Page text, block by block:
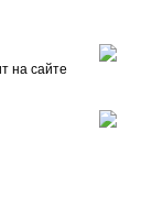
на сайте